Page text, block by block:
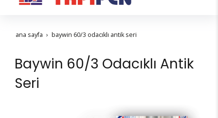
ana sayfa baywin 60/3 odacıklı antik seri
Baywin 60/3 Odacıklı Antik
Seri